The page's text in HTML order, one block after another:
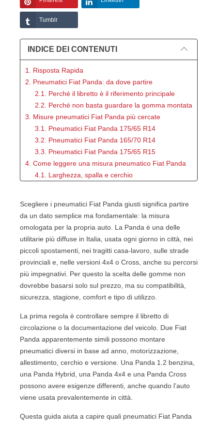
Tumblr
INDICE DEI CONTENUTI
1. Risposta Rapida
2. Pneumatici Fiat Panda: da dove partire
2.1. Perché il libretto è il riferimento principale
2.2. Perché non basta guardare la gomma montata
3. Misure pneumatici Fiat Panda più cercate
3.1. Pneumatici Fiat Panda 175/65 R14
3.2. Pneumatici Fiat Panda 165/70 R14
3.3. Pneumatici Fiat Panda 175/65 R15
4. Come leggere una misura pneumatico Fiat Panda
4.1. Larghezza, spalla e cerchio
Panda?
5. Pneumatici estivi, invernali o 4 stagioni per Fiat
Panda?
5.1. Quando scegliere pneumatici estivi
5.2. Quando scegliere pneumatici invernali
5.3. Quando scegliere pneumatici 4 stagioni
6. Quali pneumatici scegliere in base all’uso della
6.1. Uso urbano quotidiano
6.2. Percorsi extraurbani e autostrada
6.3. Zone fredde, collinari o montane
6.4. Seconda auto e percorrenze limitate
7. Pneumatici Fiat Panda 1.2 benzina
7.1. Perché la 175/65 R14 è così cercata
7.2. Cosa valutare su una Panda benzina
7.3. Panda benzina in città: meglio comfort o
durata?
8.1. Uso stradale o sterrato leggero
Scegliere i pneumatici Fiat Panda giusti significa partire
da un dato semplice ma fondamentale: la misura
omologata per la propria auto. La Panda è una delle
utilitarie più diffuse in Italia, usata ogni giorno in città, nei
piccoli spostamenti, nei tragitti casa-lavoro, sulle strade
provinciali e, nelle versioni 4x4 o Cross, anche su percorsi
più impegnativi. Per questo la scelta delle gomme non
dovrebbe basarsi solo sul prezzo, ma su compatibilità,
sicurezza, stagione, comfort e tipo di utilizzo.
La prima regola è controllare sempre il libretto di
circolazione o la documentazione del veicolo. Due Fiat
Panda apparentemente simili possono montare
pneumatici diversi in base ad anno, motorizzazione,
allestimento, cerchio e versione. Una Panda 1.2 benzina,
una Panda Hybrid, una Panda 4x4 e una Panda Cross
possono avere esigenze differenti, anche quando l’auto
viene usata prevalentemente in città.
Questa guida aiuta a capire quali pneumatici Fiat Panda